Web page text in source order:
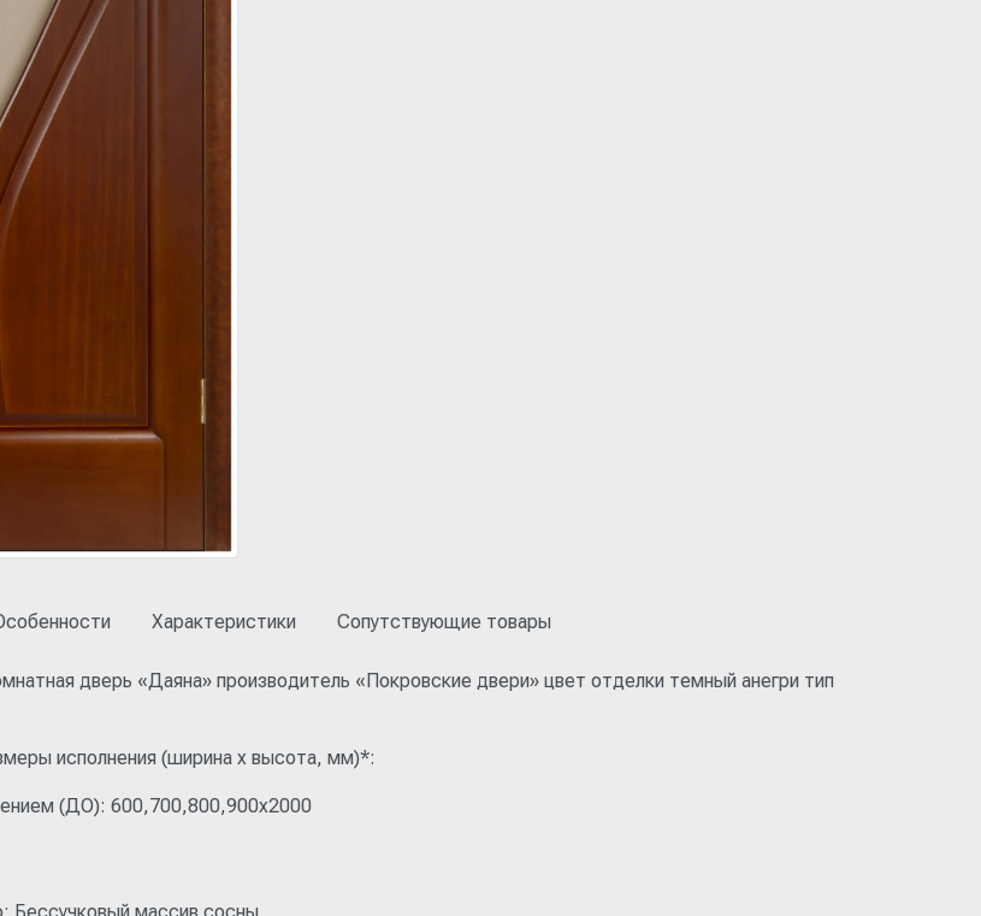
Характеристики Сопутствующие товары
дверь «Даяна» производитель «Покровские двери» цвет отделки темный анегри тип
исполнения (ширина x высота, мм)*:
(ДО): 600,700,800,900x2000
Бессучковый массив сосны